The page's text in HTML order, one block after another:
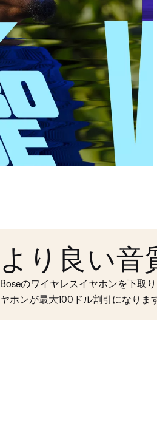
より良い音
Boseのワイヤレスイヤホンを下取
ヤホンが最大100ドル割引になりま